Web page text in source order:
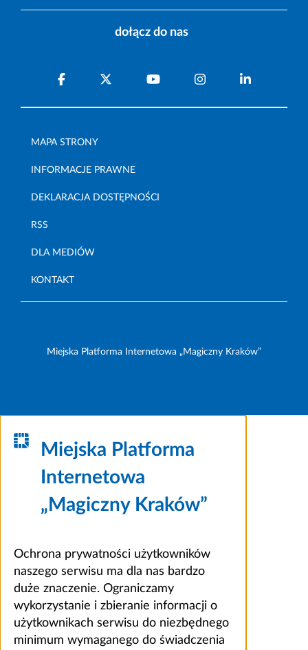
dołącz do nas
MAPA STRONY
INFORMACJE PRAWNE
DEKLARACJA DOSTĘPNOŚCI
RSS
DLA MEDIÓW
KONTAKT
Miejska Platforma Internetowa „Magiczny Kraków”
Miejska Platforma
Internetowa
„Magiczny Kraków”
Ochrona prywatności użytkowników
naszego serwisu ma dla nas bardzo
duże znaczenie. Ograniczamy
wykorzystanie i zbieranie informacji o
użytkownikach serwisu do niezbędnego
minimum wymaganego do świadczenia